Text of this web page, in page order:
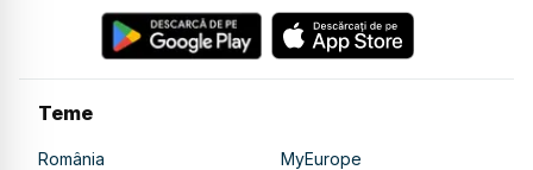
Teme
România
MyEurope